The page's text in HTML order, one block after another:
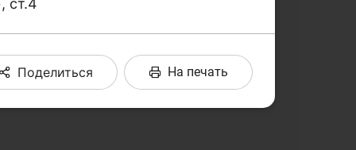
Фотогалерея
О проекте
слова и термины в
ст.4
Поделиться На печать